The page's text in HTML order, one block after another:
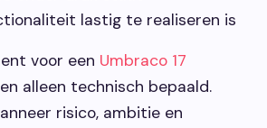
lastig te realiseren is
voor een Umbraco 17
alleen technisch bepaald.
risico, ambitie en